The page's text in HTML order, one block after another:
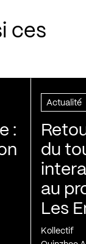
ces
:
Actualité
du
au
Les
Kollectif